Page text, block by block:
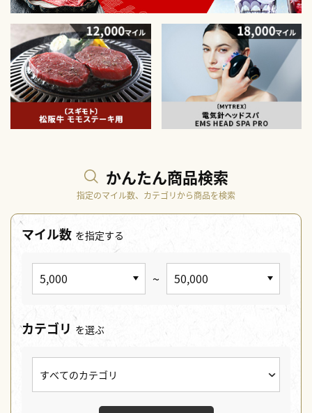
かんたん商品検索
指定のマイル数、カテゴリから商品を検索
マイル数 を指定する
~
カテゴリ を選ぶ